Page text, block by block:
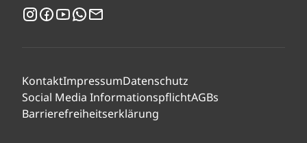
Instagram
Facebook
YouTubeWhatsApp
KontaktImpressumDatenschutz
Social Media InformationspflichtAGBs
Barrierefreiheitserklärung